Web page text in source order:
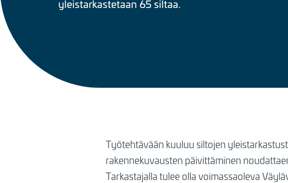
yleistarkastetaan 65 siltaa.
Työtehtävään kuuluu siltojen
rakennekuvausten päivittäminen
Tarkastajalla tulee olla voimassaoleva